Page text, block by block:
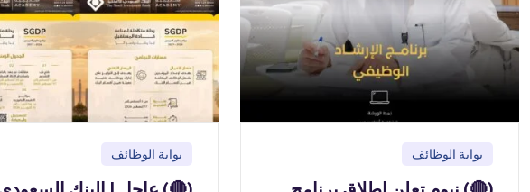
بوابة الوظائف بوابة الوظائف